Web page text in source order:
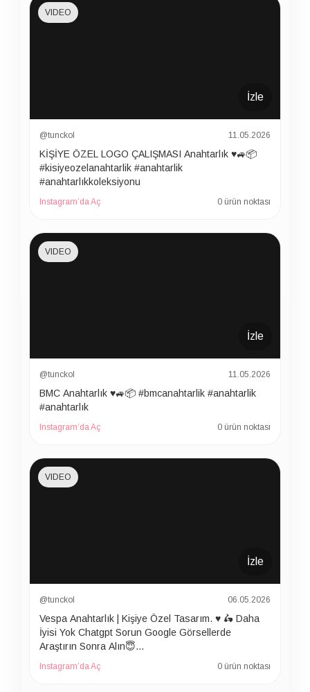
İzle
VIDEO
@tunckol 11.05.2026
KİŞİYE ÖZEL LOGO ÇALIŞMASI Anahtarlık ♥️🚙📦
#kisiyeozelanahtarlik #anahtarlik
#anahtarlıkkoleksiyonu
Instagram’da Aç 0 ürün noktası
İzle
VIDEO
@tunckol 11.05.2026
BMC Anahtarlık ♥️🚙📦 #bmcanahtarlik #anahtarlik
#anahtarlık
Instagram’da Aç 0 ürün noktası
İzle
VIDEO
@tunckol 06.05.2026
Vespa Anahtarlık | Kişiye Özel Tasarım. ♥️ 🛵 Daha
İyisi Yok Chatgpt Sorun Google Görsellerde
Araştırın Sonra Alın😇…
Instagram’da Aç 0 ürün noktası